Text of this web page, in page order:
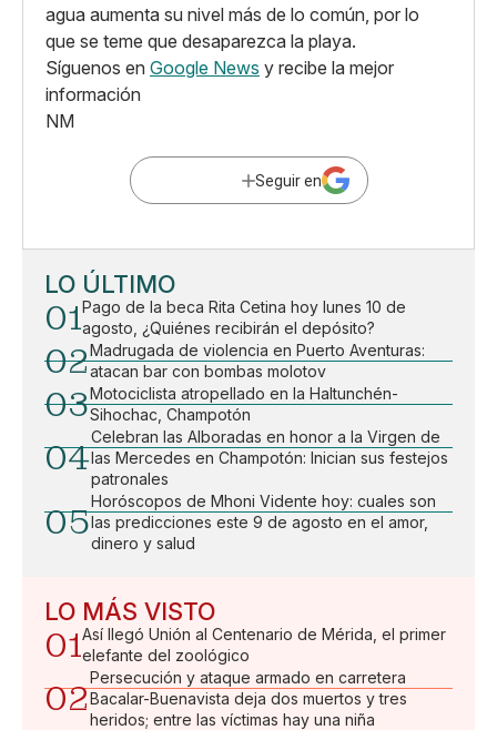
agua aumenta su nivel más de lo común, por lo
que se teme que desaparezca la playa.
Síguenos en Google News y recibe la mejor
información
NM
Seguir en
LO ÚLTIMO
01Pago de la beca Rita Cetina hoy lunes 10 de
agosto, ¿Quiénes recibirán el depósito?
02Madrugada de violencia en Puerto Aventuras:
atacan bar con bombas molotov
03Motociclista atropellado en la Haltunchén-
Sihochac, Champotón
04
Celebran las Alboradas en honor a la Virgen de
las Mercedes en Champotón: Inician sus festejos
patronales
05
Horóscopos de Mhoni Vidente hoy: cuales son
las predicciones este 9 de agosto en el amor,
dinero y salud
LO MÁS VISTO
01Así llegó Unión al Centenario de Mérida, el primer
elefante del zoológico
02
Persecución y ataque armado en carretera
Bacalar-Buenavista deja dos muertos y tres
heridos; entre las víctimas hay una niña